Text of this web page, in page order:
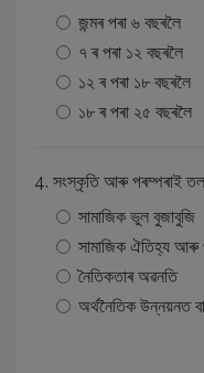
জন্মৰ পৰা ৬ বছৰলৈ
৭ ৰ পৰা ১২ বছৰলৈ
১২ ৰ পৰা ১৮ বছৰলৈ
১৮ ৰ পৰা ২৫ বছৰলৈ
4. সংস্কৃতি আৰু পৰম্পৰাই
সামাজিক ভুল বুজাবুজি
সামাজিক ঐতিহ্য আৰু
নৈতিকতাৰ অৱনতি
অর্থনৈতিক উন্নয়নত